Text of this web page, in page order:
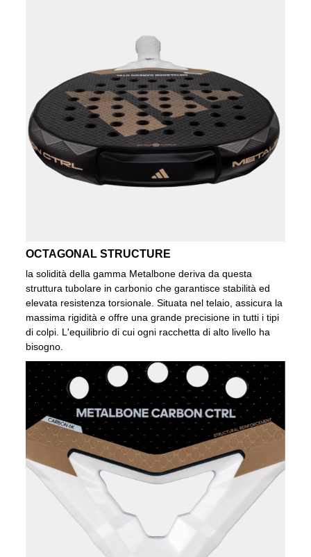
OCTAGONAL STRUCTURE
la solidità della gamma Metalbone deriva da questa
struttura tubolare in carbonio che garantisce stabilità ed
elevata resistenza torsionale. Situata nel telaio, assicura la
massima rigidità e offre una grande precisione in tutti i tipi
di colpi. L'equilibrio di cui ogni racchetta di alto livello ha
bisogno.